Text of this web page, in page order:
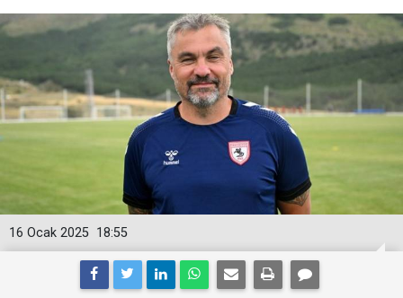
18:55
16 Ocak 2025